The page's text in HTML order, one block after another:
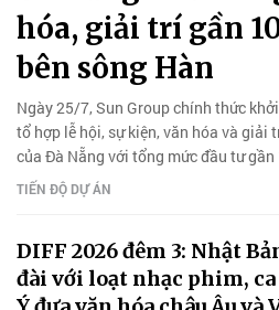
hóa, giải trí gần
bên sông Hàn
Ngày 25/7, Sun Group chính thức
tổ hợp lễ hội, sự kiện, văn hóa và giải
của Đà Nẵng với tổng mức đầu tư
TIẾN ĐỘ DỰ ÁN
DIFF 2026 đêm 3: Nhật
đài với loạt nhạc phim,